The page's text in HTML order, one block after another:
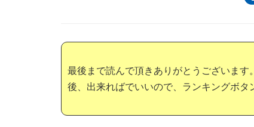
最後まで読んで頂きありがとうございます
後、出来ればでいいので、ランキングボタ